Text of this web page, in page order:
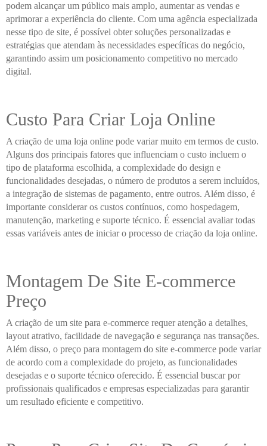
podem alcançar um público mais amplo, aumentar as vendas e
aprimorar a experiência do cliente. Com uma agência especializada
nesse tipo de site, é possível obter soluções personalizadas e
estratégias que atendam às necessidades específicas do negócio,
garantindo assim um posicionamento competitivo no mercado
digital.
Custo Para Criar Loja Online
A criação de uma loja online pode variar muito em termos de custo.
Alguns dos principais fatores que influenciam o custo incluem o
tipo de plataforma escolhida, a complexidade do design e
funcionalidades desejadas, o número de produtos a serem incluídos,
a integração de sistemas de pagamento, entre outros. Além disso, é
importante considerar os custos contínuos, como hospedagem,
manutenção, marketing e suporte técnico. É essencial avaliar todas
essas variáveis antes de iniciar o processo de criação da loja online.
Montagem De Site E-commerce
Preço
A criação de um site para e-commerce requer atenção a detalhes,
layout atrativo, facilidade de navegação e segurança nas transações.
Além disso, o preço para montagem do site e-commerce pode variar
de acordo com a complexidade do projeto, as funcionalidades
desejadas e o suporte técnico oferecido. É essencial buscar por
profissionais qualificados e empresas especializadas para garantir
um resultado eficiente e competitivo.